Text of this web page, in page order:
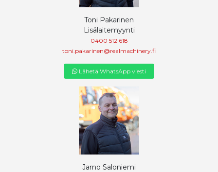
Toni Pakarinen
Lisälaitemyynti
0400 512 618
toni.pakarinen@realmachinery.fi
Lähetä WhatsApp viesti
Jarno Saloniemi